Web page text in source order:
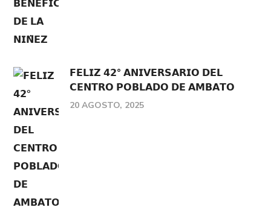
𝗙𝗘𝗟𝗜𝗭 𝟰𝟮° 𝗔𝗡𝗜𝗩𝗘𝗥𝗦𝗔𝗥𝗜𝗢 𝗗𝗘𝗟
𝗖𝗘𝗡𝗧𝗥𝗢 𝗣𝗢𝗕𝗟𝗔𝗗𝗢 𝗗𝗘 𝗔𝗠𝗕𝗔𝗧𝗢
20 AGOSTO, 2025